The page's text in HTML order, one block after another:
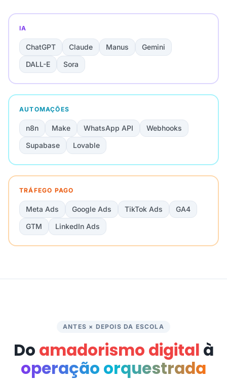
IA
ChatGPT Claude Manus
Gemini
DALL-E
Sora
AUTOMAÇÕES
n8n Make WhatsApp API
Webhooks
Supabase
Lovable
TRÁFEGO PAGO
Meta Ads Google Ads TikTok Ads
GA4
GTM
LinkedIn Ads
ANTES × DEPOIS DA ESCOLA
Do amadorismo digital à
operação orquestrada